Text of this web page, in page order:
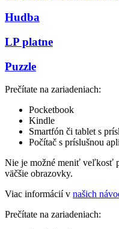
Hudba
LP platne
Puzzle
Prečítate na zariadeniach:
Pocketbook
Kindle
Smartfón či tablet s
Počítač s príslušnou
Nie je možné meniť veľkosť
väčšie obrazovky.
Viac informácií v našich
Prečítate na zariadeniach: